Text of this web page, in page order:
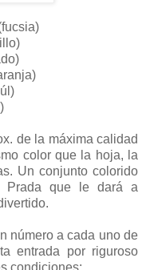
de la máxima calidad
color que la hoja, la
Un conjunto colorido
Prada que le dará a
número a cada uno de
entrada por riguroso